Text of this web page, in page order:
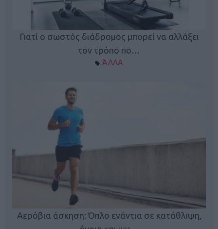
Γιατί ο σωστός διάδρομος μπορεί να αλλάξει
τον τρόπο πο…
ΆΛΛΑ
Αερόβια άσκηση: Όπλο ενάντια σε κατάθλιψη,